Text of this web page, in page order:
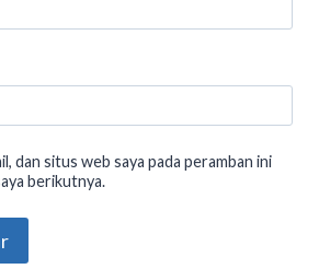
dan situs web saya pada peramban ini
berikutnya.